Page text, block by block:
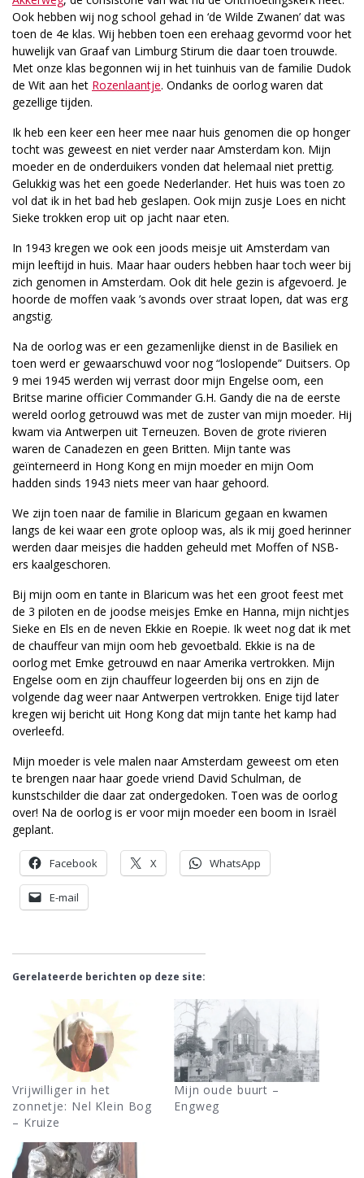
Ook hebben wij nog school gehad in ‘de Wilde Zwanen’ dat was
toen de 4e klas. Wij hebben toen een erehaag gevormd voor het
huwelijk van Graaf van Limburg Stirum die daar toen trouwde.
Met onze klas begonnen wij in het tuinhuis van de familie Dudok
de Wit aan het Rozenlaantje. Ondanks de oorlog waren dat
gezellige tijden.
Ik heb een keer een heer mee naar huis genomen die op honger
tocht was geweest en niet verder naar Amsterdam kon. Mijn
moeder en de onderduikers vonden dat helemaal niet prettig.
Gelukkig was het een goede Nederlander. Het huis was toen zo
vol dat ik in het bad heb geslapen. Ook mijn zusje Loes en nicht
Sieke trokken erop uit op jacht naar eten.
In 1943 kregen we ook een joods meisje uit Amsterdam van
mijn leeftijd in huis. Maar haar ouders hebben haar toch weer bij
zich genomen in Amsterdam. Ook dit hele gezin is afgevoerd. Je
hoorde de moffen vaak ’s avonds over straat lopen, dat was erg
angstig.
Na de oorlog was er een gezamenlijke dienst in de Basiliek en
toen werd er gewaarschuwd voor nog “loslopende” Duitsers. Op
9 mei 1945 werden wij verrast door mijn Engelse oom, een
Britse marine officier Commander G.H. Gandy die na de eerste
wereld oorlog getrouwd was met de zuster van mijn moeder. Hij
kwam via Antwerpen uit Terneuzen. Boven de grote rivieren
waren de Canadezen en geen Britten. Mijn tante was
geïnterneerd in Hong Kong en mijn moeder en mijn Oom
hadden sinds 1943 niets meer van haar gehoord.
We zijn toen naar de familie in Blaricum gegaan en kwamen
langs de kei waar een grote oploop was, als ik mij goed herinner
werden daar meisjes die hadden geheuld met Moffen of NSB-
ers kaalgeschoren.
Bij mijn oom en tante in Blaricum was het een groot feest met
de 3 piloten en de joodse meisjes Emke en Hanna, mijn nichtjes
Sieke en Els en de neven Ekkie en Roepie. Ik weet nog dat ik met
de chauffeur van mijn oom heb gevoetbald. Ekkie is na de
oorlog met Emke getrouwd en naar Amerika vertrokken. Mijn
Engelse oom en zijn chauffeur logeerden bij ons en zijn de
volgende dag weer naar Antwerpen vertrokken. Enige tijd later
kregen wij bericht uit Hong Kong dat mijn tante het kamp had
overleefd.
Mijn moeder is vele malen naar Amsterdam geweest om eten
te brengen naar haar goede vriend David Schulman, de
kunstschilder die daar zat ondergedoken. Toen was de oorlog
over! Na de oorlog is er voor mijn moeder een boom in Israël
geplant.
Facebook X WhatsApp
E-mail
Gerelateerde berichten op deze site:
Vrijwilliger in het
zonnetje: Nel Klein Bog
– Kruize
Mijn oude buurt –
Engweg